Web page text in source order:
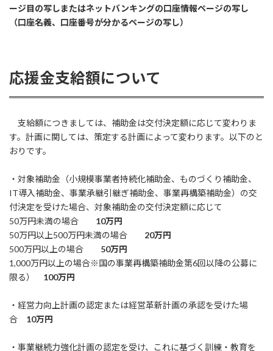
ージ目の写しまたはネットバンキングの口座情報ページの写し
（口座名義、口座番号が分かるページの写し）
応援金支給額について
支給額につきましては、補助金は交付決定額に応じて変わりま
す。計画に関しては、策定する計画によって変わります。以下のと
おりです。
・対象補助金（小規模事業者持続化補助金、ものづくり補助金、
IT導入補助金、事業承継引継ぎ補助金、事業再構築補助金）の交
付決定を受けた場合、対象補助金の交付決定額に応じて
50万円未満の場合 10万円
50万円以上500万円未満の場合 20万円
500万円以上の場合 50万円
1,000万円以上の場合※国の事業再構築補助金第6回以降の公募に
限る） 100万円
・経営力向上計画の認定または経営革新計画の承認を受けた場
合 10万円
・事業継続力強化計画の認定を受け、これに基づく訓練・教育を